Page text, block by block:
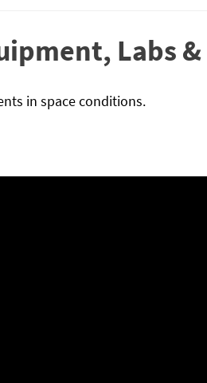
Labs
in space conditions.